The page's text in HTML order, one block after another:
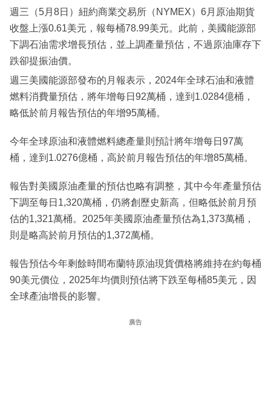
閱
專
區
週三（5月8日）紐約商業交易所（NYMEX）6月原油期貨
收盤上漲0.61美元，報每桶78.99美元。此前，美國能源部
下調石油需求增長預估，並上調產量預估，不過原油庫存下
跌卻提振油價。
週三美國能源部發布的月報表示，2024年全球石油和液體
燃料消費量預估，將年增每日92萬桶，達到1.0284億桶，
略低於前月報告預估的年增95萬桶。
今年全球原油和液體燃料總產量則預計將年增每日97萬
桶，達到1.0276億桶，高於前月報告預估的年增85萬桶。
報告對美國原油產量的預估也略有調整，其中今年產量預估
下調至每日1,320萬桶，仍將創歷史新高，但略低於前月預
估的1,321萬桶。2025年美國原油產量預估為1,373萬桶，
則是略高於前月預估的1,372萬桶。
報告預估今年剩餘時間布蘭特原油現貨價格將維持在約每桶
90美元價位，2025年均價則預估將下跌至每桶85美元，因
全球產油增長的影響。
廣告